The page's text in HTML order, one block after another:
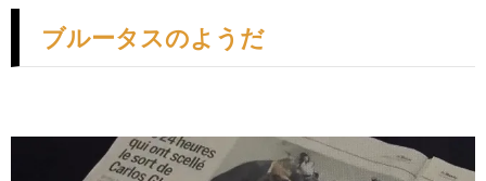
ブルータスのようだ